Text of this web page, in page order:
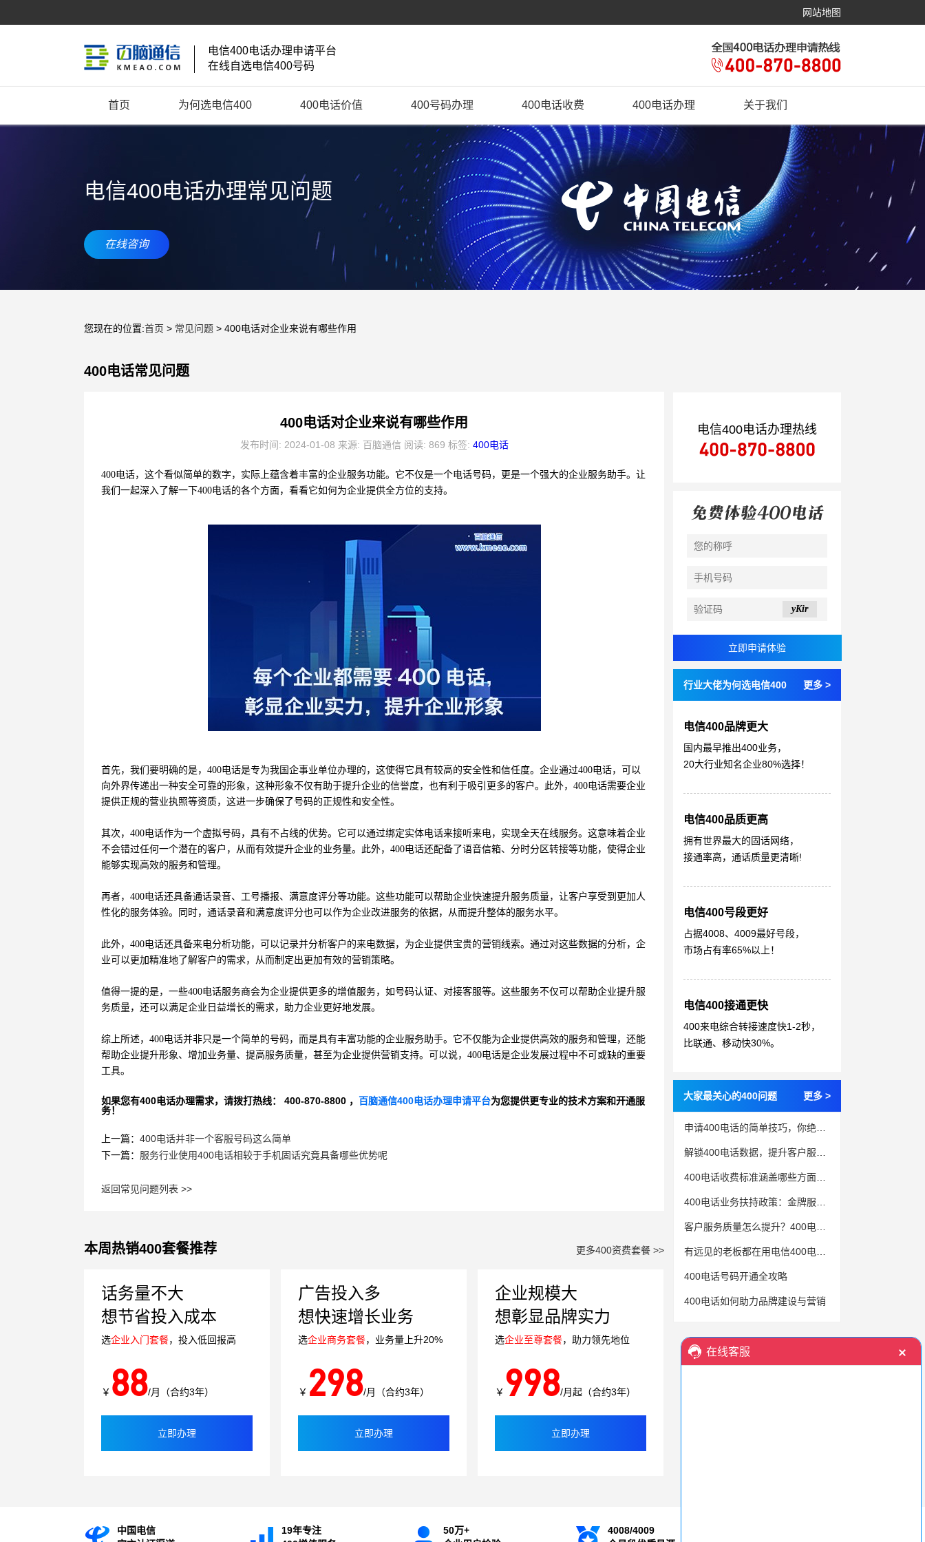
网站地图
电信400电话办理申请平台
在线自选电信400号码
首页 为何选电信400 400电话价值 400号码办理 400电话收费 400电话办理 关于我们
电信400电话办理常见问题
在线咨询
您现在的位置:首页 > 常见问题 > 400电话对企业来说有哪些作用
400电话常见问题
400电话对企业来说有哪些作用
发布时间: 2024-01-08 来源: 百脑通信 阅读: 869 标签: 400电话
400电话，这个看似简单的数字，实际上蕴含着丰富的企业服务功能。它不仅是一个电话号码，更是一个强大的企业服务助手。让
我们一起深入了解一下400电话的各个方面，看看它如何为企业提供全方位的支持。
首先，我们要明确的是，400电话是专为我国企事业单位办理的，这使得它具有较高的安全性和信任度。企业通过400电话，可以
向外界传递出一种安全可靠的形象，这种形象不仅有助于提升企业的信誉度，也有利于吸引更多的客户。此外，400电话需要企业
提供正规的营业执照等资质，这进一步确保了号码的正规性和安全性。
其次，400电话作为一个虚拟号码，具有不占线的优势。它可以通过绑定实体电话来接听来电，实现全天在线服务。这意味着企业
不会错过任何一个潜在的客户，从而有效提升企业的业务量。此外，400电话还配备了语音信箱、分时分区转接等功能，使得企业
能够实现高效的服务和管理。
再者，400电话还具备通话录音、工号播报、满意度评分等功能。这些功能可以帮助企业快速提升服务质量，让客户享受到更加人
性化的服务体验。同时，通话录音和满意度评分也可以作为企业改进服务的依据，从而提升整体的服务水平。
此外，400电话还具备来电分析功能，可以记录并分析客户的来电数据，为企业提供宝贵的营销线索。通过对这些数据的分析，企
业可以更加精准地了解客户的需求，从而制定出更加有效的营销策略。
值得一提的是，一些400电话服务商会为企业提供更多的增值服务，如号码认证、对接客服等。这些服务不仅可以帮助企业提升服
务质量，还可以满足企业日益增长的需求，助力企业更好地发展。
综上所述，400电话并非只是一个简单的号码，而是具有丰富功能的企业服务助手。它不仅能为企业提供高效的服务和管理，还能
帮助企业提升形象、增加业务量、提高服务质量，甚至为企业提供营销支持。可以说，400电话是企业发展过程中不可或缺的重要
工具。
如果您有400电话办理需求，请拨打热线： 400-870-8800 ， 百脑通信400电话办理申请平台为您提供更专业的技术方案和开通服
务！
上一篇： 400电话并非一个客服号码这么简单
下一篇： 服务行业使用400电话相较于手机固话究竟具备哪些优势呢
返回常见问题列表 >>
本周热销400套餐推荐 更多400资费套餐 >>
话务量不大
想节省投入成本
选企业入门套餐，投入低回报高
￥ 88/月（合约3年）
立即办理
广告投入多
想快速增长业务
选企业商务套餐，业务量上升20%
￥ 298/月（合约3年）
立即办理
企业规模大
想彰显品牌实力
选企业至尊套餐，助力领先地位
￥ 998/月起（合约3年）
立即办理
电信400电话办理热线
yKir
行业大佬为何选电信400 更多 >
电信400品牌更大
国内最早推出400业务，
20大行业知名企业80%选择！
电信400品质更高
拥有世界最大的固话网络，
接通率高，通话质量更清晰!
电信400号段更好
占据4008、4009最好号段，
市场占有率65%以上！
电信400接通更快
400来电综合转接速度快1-2秒，
比联通、移动快30%。
大家最关心的400问题 更多 >
400电话号码开通全攻略
400电话如何助力品牌建设与营销
中国电信
19年专注
50万+
4008/4009